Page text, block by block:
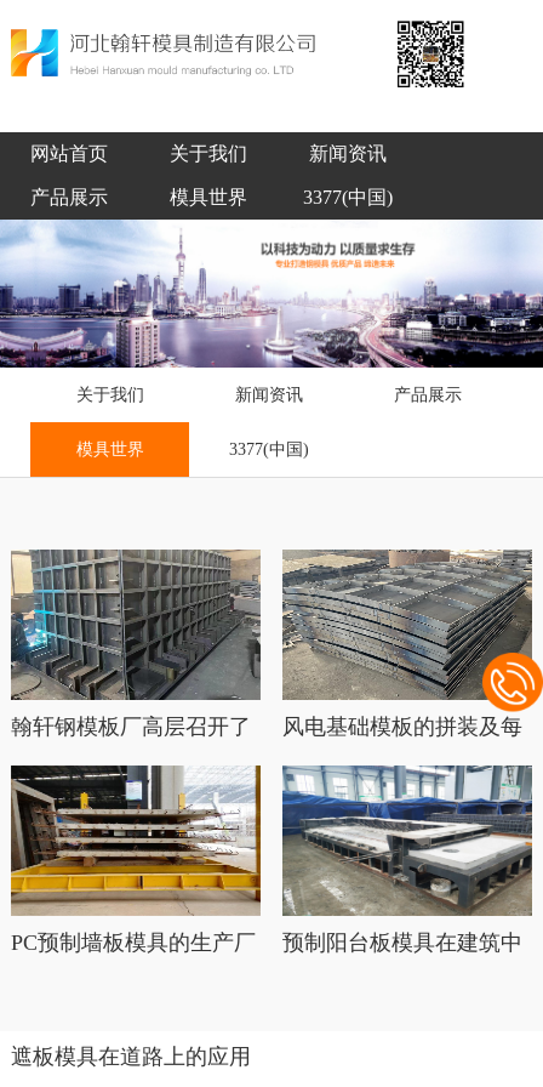
网站首页 关于我们 新闻资讯
产品展示 模具世界 3377(中国)
关于我们 新闻资讯 产品展示
模具世界 3377(中国)
翰轩钢模板厂高层召开了
风电基础模板的拼装及每
PC预制墙板模具的生产厂
预制阳台板模具在建筑中
遮板模具在道路上的应用